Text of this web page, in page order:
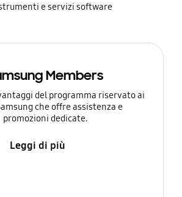
e servizi software
Members
del programma riservato ai
che offre assistenza e
promozioni dedicate.
Leggi di più